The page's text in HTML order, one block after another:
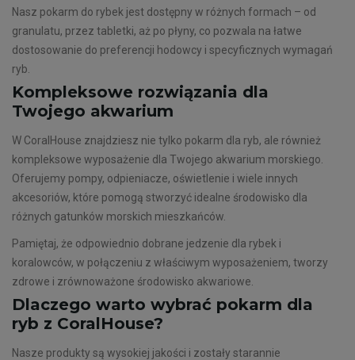
Nasz pokarm do rybek jest dostępny w różnych formach – od
granulatu, przez tabletki, aż po płyny, co pozwala na łatwe
dostosowanie do preferencji hodowcy i specyficznych wymagań
ryb.
Kompleksowe rozwiązania dla
Twojego akwarium
W CoralHouse znajdziesz nie tylko pokarm dla ryb, ale również
kompleksowe wyposażenie dla Twojego akwarium morskiego.
Oferujemy pompy, odpieniacze, oświetlenie i wiele innych
akcesoriów, które pomogą stworzyć idealne środowisko dla
różnych gatunków morskich mieszkańców.
Pamiętaj, że odpowiednio dobrane jedzenie dla rybek i
koralowców, w połączeniu z właściwym wyposażeniem, tworzy
zdrowe i zrównoważone środowisko akwariowe.
Dlaczego warto wybrać pokarm dla
ryb z CoralHouse?
Nasze produkty są wysokiej jakości i zostały starannie